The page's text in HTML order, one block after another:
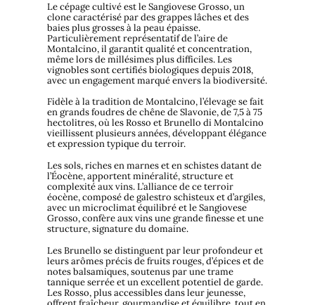
Le cépage cultivé est le Sangiovese Grosso, un
clone caractérisé par des grappes lâches et des
baies plus grosses à la peau épaisse.
Particulièrement représentatif de l’aire de
Montalcino, il garantit qualité et concentration,
même lors de millésimes plus difficiles. Les
vignobles sont certifiés biologiques depuis 2018,
avec un engagement marqué envers la biodiversité.
Fidèle à la tradition de Montalcino, l’élevage se fait
en grands foudres de chêne de Slavonie, de 7,5 à 75
hectolitres, où les Rosso et Brunello di Montalcino
vieillissent plusieurs années, développant élégance
et expression typique du terroir.
Les sols, riches en marnes et en schistes datant de
l’Éocène, apportent minéralité, structure et
complexité aux vins. L’alliance de ce terroir
éocène, composé de galestro schisteux et d’argiles,
avec un microclimat équilibré et le Sangiovese
Grosso, confère aux vins une grande finesse et une
structure, signature du domaine.
Les Brunello se distinguent par leur profondeur et
leurs arômes précis de fruits rouges, d’épices et de
notes balsamiques, soutenus par une trame
tannique serrée et un excellent potentiel de garde.
Les Rosso, plus accessibles dans leur jeunesse,
offrent fraîcheur, gourmandise et équilibre, tout en